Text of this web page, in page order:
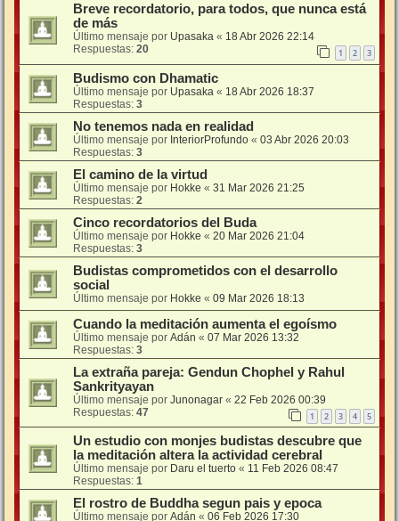
Breve recordatorio, para todos, que nunca está
de más
Último mensaje por Upasaka « 18 Abr 2026 22:14
Respuestas: 20 1 2 3
Budismo con Dhamatic
Último mensaje por Upasaka « 18 Abr 2026 18:37
Respuestas: 3
No tenemos nada en realidad
Último mensaje por InteriorProfundo « 03 Abr 2026 20:03
Respuestas: 3
El camino de la virtud
Último mensaje por Hokke « 31 Mar 2026 21:25
Respuestas: 2
Cinco recordatorios del Buda
Último mensaje por Hokke « 20 Mar 2026 21:04
Respuestas: 3
Budistas comprometidos con el desarrollo
social
Último mensaje por Hokke « 09 Mar 2026 18:13
Cuando la meditación aumenta el egoísmo
Último mensaje por Adán « 07 Mar 2026 13:32
Respuestas: 3
La extraña pareja: Gendun Chophel y Rahul
Sankrityayan
Último mensaje por Junonagar « 22 Feb 2026 00:39
Respuestas: 47 1 2 3 4 5
Un estudio con monjes budistas descubre que
la meditación altera la actividad cerebral
Último mensaje por Daru el tuerto « 11 Feb 2026 08:47
Respuestas: 1
El rostro de Buddha segun pais y epoca
Último mensaje por Adán « 06 Feb 2026 17:30